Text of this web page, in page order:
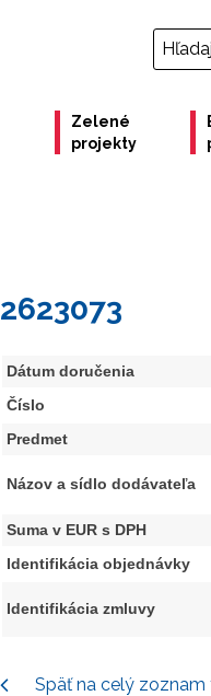
Zelené
projekty
2623073
Dátum doručenia
Číslo
Predmet
Názov a sídlo dodávateľa
Suma v EUR s DPH
Identifikácia objednávky
Identifikácia zmluvy
Späť na celý zoznam